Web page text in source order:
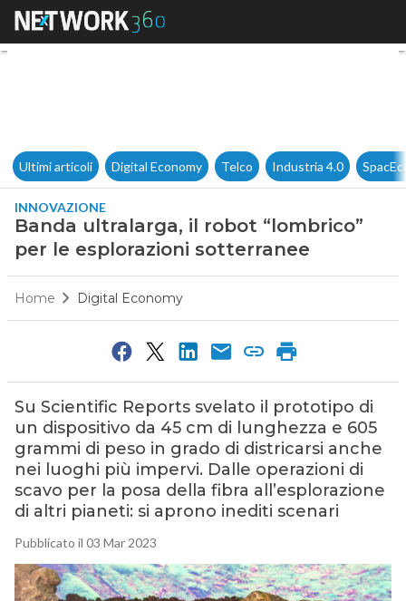
Banda ultralarga, il robot
Ultimi articoli Digital Economy Telco Industria 4.0
INNOVAZIONE
Banda ultralarga, il robot “lombrico”
per le esplorazioni sotterranee
Home Digital Economy
Su Scientific Reports svelato il prototipo di
un dispositivo da 45 cm di lunghezza e 605
grammi di peso in grado di districarsi anche
nei luoghi più impervi. Dalle operazioni di
scavo per la posa della fibra all’esplorazione
di altri pianeti: si aprono inediti scenari
Pubblicato il 03 Mar 2023